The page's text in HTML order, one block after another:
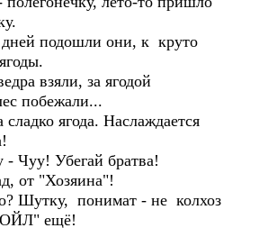
подошли они, к круто
взяли, за ягодой
побежали...
ягода. Наслаждается
- Чуу! Убегай братва!
от "Хозяина"!
Шутку, понимат - не колхоз
ещё!